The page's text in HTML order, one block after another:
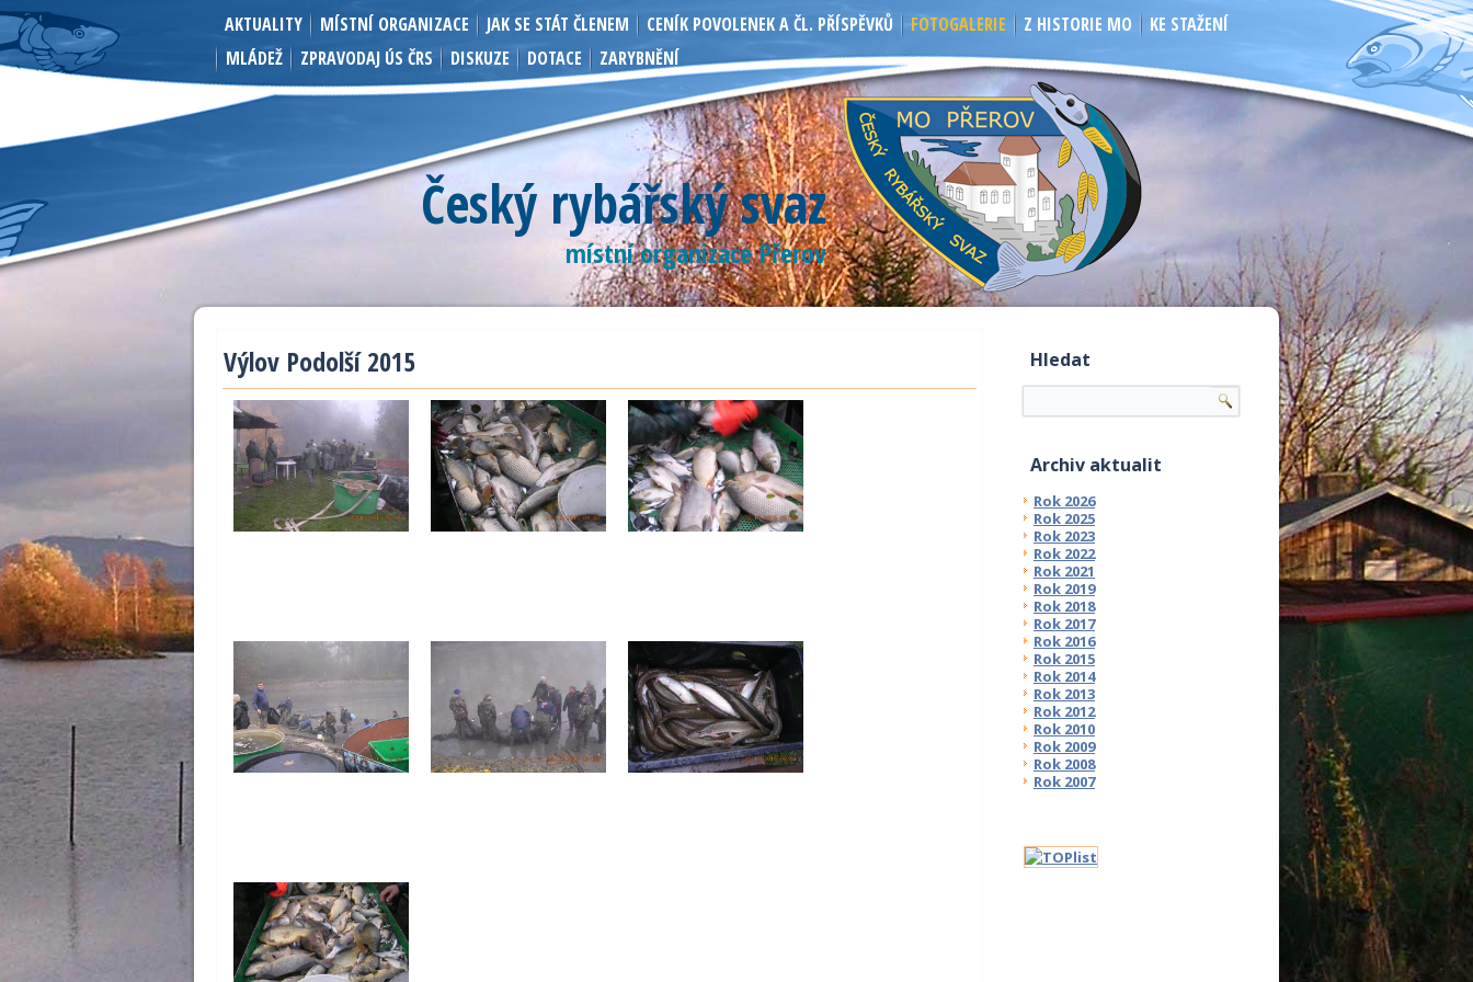
Český rybářský svaz
místní organizace Přerov
AKTUALITY MÍSTNÍ ORGANIZACE JAK SE STÁT ČLENEM CENÍK POVOLENEK A ČL. PŘÍSPĚVKŮ FOTOGALERIE Z HISTORIE MO
KE STAŽENÍ
MLÁDEŽ
ZPRAVODAJ ÚS ČRS DISKUZE DOTACE ZARYBNĚNÍ
Výlov Podolší 2015 Hledat
Archiv aktualit
Rok 2026
Rok 2025
Rok 2023
Rok 2022
Rok 2021
Rok 2019
Rok 2018
Rok 2017
Rok 2016
Rok 2015
Rok 2014
Rok 2013
Rok 2012
Rok 2010
Rok 2009
Rok 2008
Rok 2007